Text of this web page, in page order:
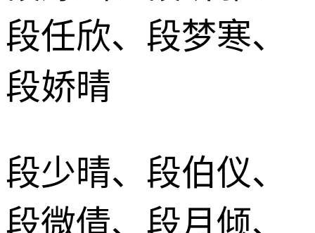
段任欣、段梦寒、
段娇晴
段少晴、段伯仪、
段微倩、段月倾、